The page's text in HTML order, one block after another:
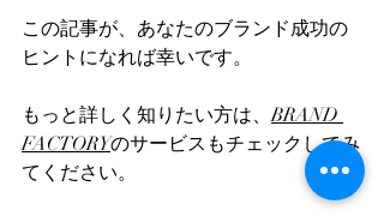
この記事が、あなたのブランド成功の
ヒントになれば幸いです。
もっと詳しく知りたい方は、BRAND
FACTORYのサービスもチェックしてみ
てください。